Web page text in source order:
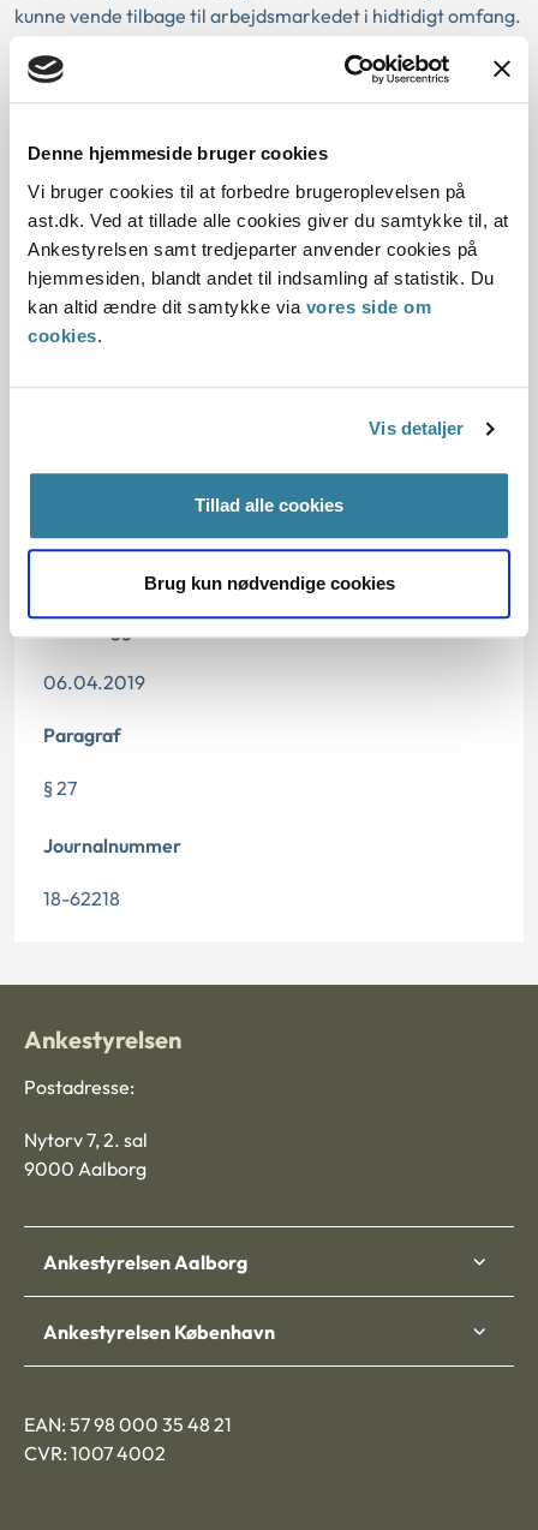
Denne hjemmeside bruger cookies
Vi bruger cookies til at forbedre brugeroplevelsen på
ast.dk. Ved at tillade alle cookies giver du samtykke til, at
Ankestyrelsen samt tredjeparter anvender cookies på
hjemmesiden, blandt andet til indsamling af statistik. Du
kan altid ændre dit samtykke via vores side om
cookies.
Vis detaljer
Tillad alle cookies
Brug kun nødvendige cookies
kunne vende tilbage til arbejdsmarkedet i hidtidigt omfang.
afklaret til, at det var muligt at vurdere, om der ville være
behov for at afklare arbejdsevnen, eller om borgeren ved
arbejdsmarkedet i hidtidigt omfang.
Baggrund for at behandle sagen principielt
Den konkrete afgørelse
06.04.2019
Paragraf
§ 27
Journalnummer
18-62218
Ankestyrelsen
Postadresse:
Nytorv 7, 2. sal
9000 Aalborg
Ankestyrelsen Aalborg
Ankestyrelsen København
EAN: 57 98 000 35 48 21
CVR: 1007 4002